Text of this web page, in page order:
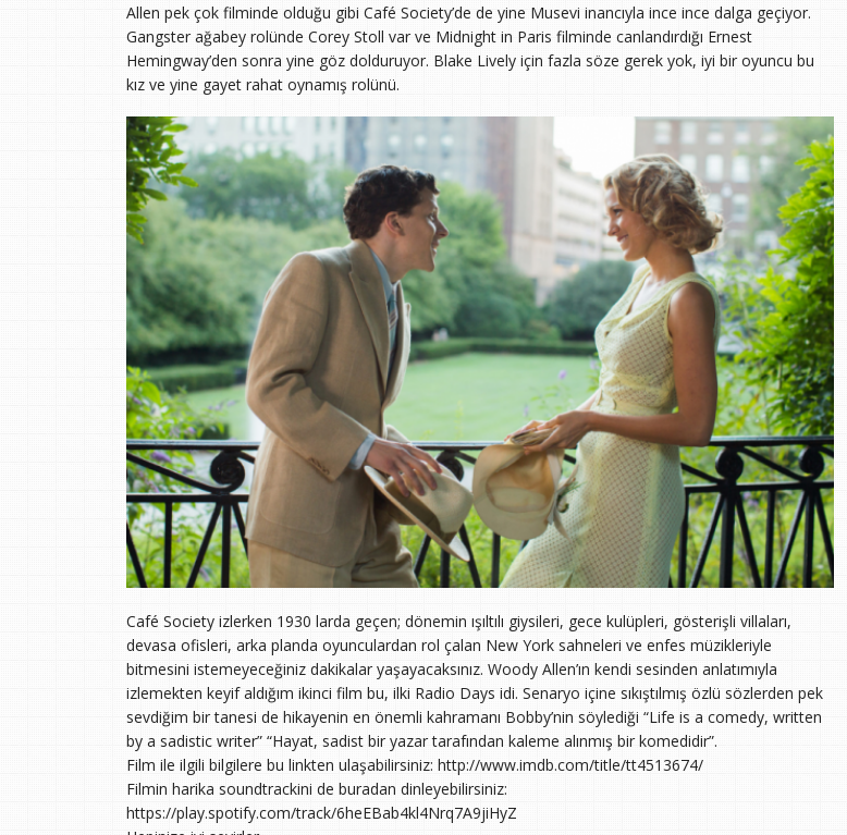
Allen pek çok filminde olduğu gibi Café Society’de de yine Musevi inancıyla ince ince dalga geçiyor.
Gangster ağabey rolünde Corey Stoll var ve Midnight in Paris filminde canlandırdığı Ernest
Hemingway’den sonra yine göz dolduruyor. Blake Lively için fazla söze gerek yok, iyi bir oyuncu bu
kız ve yine gayet rahat oynamış rolünü.
Café Society izlerken 1930 larda geçen; dönemin ışıltılı giysileri, gece kulüpleri, gösterişli villaları,
devasa ofisleri, arka planda oyunculardan rol çalan New York sahneleri ve enfes müzikleriyle
bitmesini istemeyeceğiniz dakikalar yaşayacaksınız. Woody Allen’ın kendi sesinden anlatımıyla
izlemekten keyif aldığım ikinci film bu, ilki Radio Days idi. Senaryo içine sıkıştılmış özlü sözlerden pek
sevdiğim bir tanesi de hikayenin en önemli kahramanı Bobby’nin söylediği “Life is a comedy, written
by a sadistic writer” “Hayat, sadist bir yazar tarafından kaleme alınmış bir komedidir”.
Film ile ilgili bilgilere bu linkten ulaşabilirsiniz: http://www.imdb.com/title/tt4513674/
Filmin harika soundtrackini de buradan dinleyebilirsiniz:
https://play.spotify.com/track/6heEBab4kl4Nrq7A9jiHyZ